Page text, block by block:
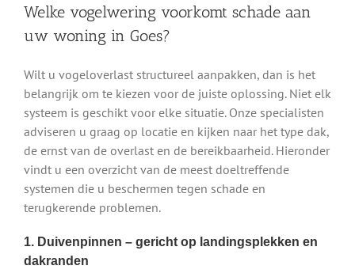
Welke vogelwering voorkomt schade aan
uw woning in Goes?
Wilt u vogeloverlast structureel aanpakken, dan is het
belangrijk om te kiezen voor de juiste oplossing. Niet elk
systeem is geschikt voor elke situatie. Onze specialisten
adviseren u graag op locatie en kijken naar het type dak,
de ernst van de overlast en de bereikbaarheid. Hieronder
vindt u een overzicht van de meest doeltreffende
systemen die u beschermen tegen schade en
terugkerende problemen.
1. Duivenpinnen – gericht op landingsplekken en
dakranden